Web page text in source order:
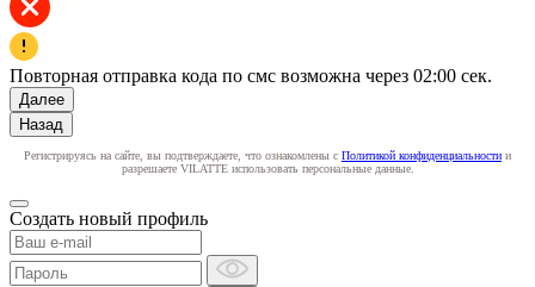
Повторная отправка кода по смс возможна через 02:00 сек.
Далее
Назад
Регистрируясь на сайте, вы подтверждаете, что ознакомлены с Политикой конфиденциальности и
разрешаете VILATTE использовать персональные данные.
Создать новый профиль